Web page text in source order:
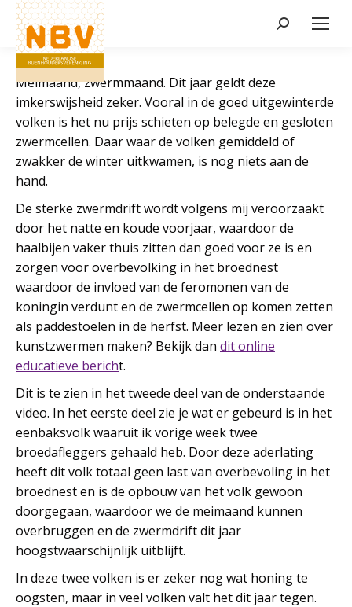
Zoeken:
Meimaand, zwermmaand. Dit jaar geldt deze
imkerswijsheid zeker. Vooral in de goed uitgewinterde
volken is het nu prijs schieten op belegde en gesloten
zwermcellen. Daar waar de volken gemiddeld of
zwakker de winter uitkwamen, is nog niets aan de
hand.
De sterke zwermdrift wordt volgens mij veroorzaakt
door het natte en koude voorjaar, waardoor de
haalbijen vaker thuis zitten dan goed voor ze is en
zorgen voor overbevolking in het broednest
waardoor de invloed van de feromonen van de
koningin verdunt en de zwermcellen op komen zetten
als paddestoelen in de herfst. Meer lezen en zien over
kunstzwermen maken? Bekijk dan dit online
educatieve bericht.
Dit is te zien in het tweede deel van de onderstaande
video. In het eerste deel zie je wat er gebeurd is in het
eenbaksvolk waaruit ik vorige week twee
broedafleggers gehaald heb. Door deze aderlating
heeft dit volk totaal geen last van overbevoling in het
broednest en is de opbouw van het volk gewoon
doorgegaan, waardoor we de meimaand kunnen
overbruggen en de zwermdrift dit jaar
hoogstwaarschijnlijk uitblijft.
In deze twee volken is er zeker nog wat honing te
oogsten, maar in veel volken valt het dit jaar tegen.